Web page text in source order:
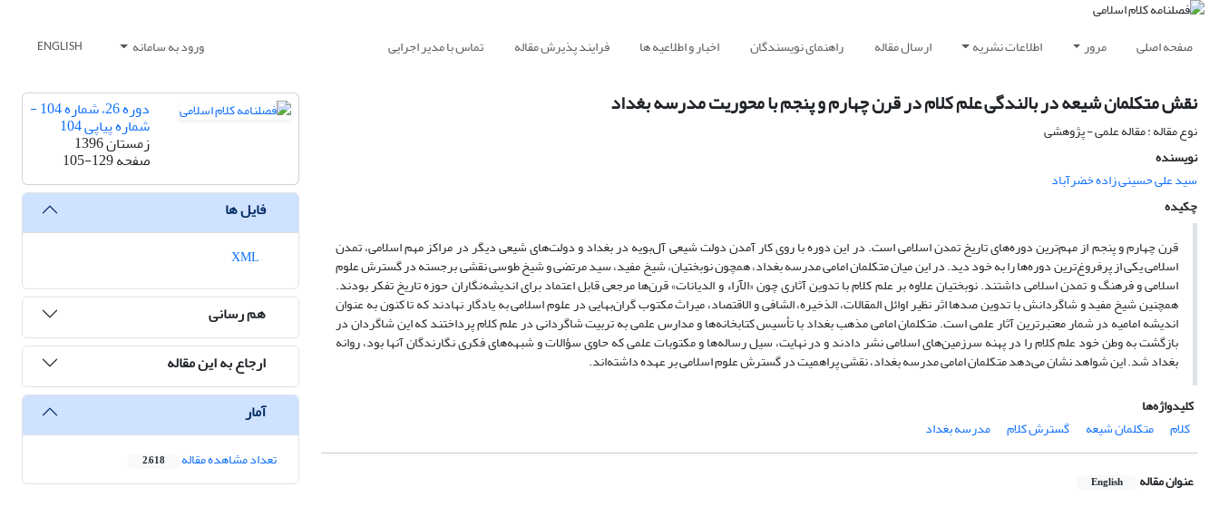
صفحه اصلی مرور اطلاعات نشریه ارسال مقاله راهنمای نویسندگان اخبار و اطلاعیه ها فرایند پذیرش مقاله تماس با مدیر اجرایی ورود به سامانه ENGLISH
نقش متکلمان شیعه در بالندگی علم کلام در قرن چهارم و پنجم با محوریت مدرسه بغداد
نوع مقاله : مقاله علمی - پژوهشی
نویسنده
سید علی حسینی زاده خضرآباد
چکیده
قرن چهارم و پنجم از مهم‌ترین دوره‌های تاریخ تمدن اسلامی است. در این دوره با روی کار آمدن دولت شیعی آل‌بویه در بغداد و دولت‌های شیعی دیگر در مراکز مهم اسلامی، تمدن
اسلامی یکی از پرفروغ‌ترین دوره‌ها را به خود دید. در این میان متکلمان امامی مدرسه بغداد، همچون نوبختیان، شیخ مفید، سید مرتضی و شیخ طوسی نقشی برجسته در گسترش علوم
اسلامی و فرهنگ و تمدن اسلامی داشتند. نوبختیان علاوه بر علم کلام با تدوین آثاری چون «الآراء و الدیانات» قرن‌ها مرجعی قابل اعتماد برای اندیشه‌نگاران حوزه تاریخ تفکر بودند.
همچنین شیخ مفید و شاگردانش با تدوین صدها اثر نظیر اوائل المقالات، الذخیره، الشافی و الاقتصاد، میراث مکتوب گران‌بهایی در علوم اسلامی به یادگار نهادند که تا کنون به عنوان
اندیشه امامیه در شمار معتبرترین آثار علمی است. متکلمان امامی مذهب بغداد با تأسیس کتابخانه‌ها و مدارس علمی به تربیت شاگردانی در علم کلام پرداختند که این شاگردان در
بازگشت به وطن خود علم کلام را در پهنه سرزمین‌های اسلامی نشر دادند و در نهایت، سیل رساله‌ها و مکتوبات علمی که حاوی سؤالات و شبهه‌های فکری نگارندگان آنها بود، روانه
بغداد شد. این شواهد نشان می‌دهد متکلمان امامی مدرسه بغداد، نقشی پراهمیت در گسترش علوم اسلامی بر عهده داشته‌اند.
کلیدواژه‌ها
کلام
متکلمان شیعه گسترش کلام مدرسه بغداد
عنوان مقاله English
دوره 26، شماره 104 -
شماره پیاپی 104
زمستان 1396
صفحه105-129
فایل ها
هم رسانی
ارجاع به این مقاله
آمار
تعداد مشاهده مقاله 2,618